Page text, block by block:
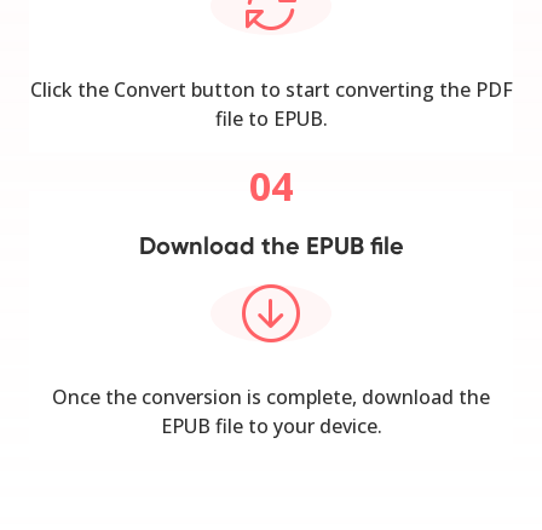
Click the Convert button to start converting the PDF
file to EPUB.
04
Download the EPUB file
Once the conversion is complete, download the
EPUB file to your device.